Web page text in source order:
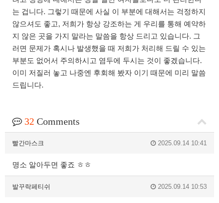
는 겁니다. 그렇기 때문에 사실 이 부분에 대해서는 걱정하지
않으셔도 좋고, 저희가 항상 강조하는 게 우리를 통해 예약하
지 않은 곳을 가지 말라는 말씀을 항상 드리고 있습니다. 그
러면 문제가 혹시나 발생했을 때 저희가 처리해 드릴 수 있는
부분도 없어서 주의하시고 염두에 두시는 것이 좋겠습니다.
이미 저질러 놓고 나중엔 후회해 봤자 이기 때문에 미리 말씀
드립니다.
32 Comments
빨간마스크 2025.09.14 10:41
명소 알아두면 좋죠 ㅎㅎ
발꾸락페티쉬 2025.09.14 10:53